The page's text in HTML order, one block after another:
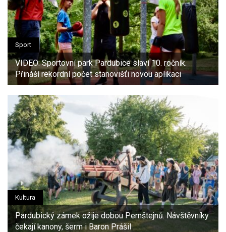
Sport
VIDEO: Sportovní park Pardubice slaví 10. ročník.
Přináší rekordní počet stanovišťi novou aplikaci
Kultura
Pardubický zámek ožije dobou Pernštejnů. Návštěvníky
čekají kanony, šerm i Baron Prášil